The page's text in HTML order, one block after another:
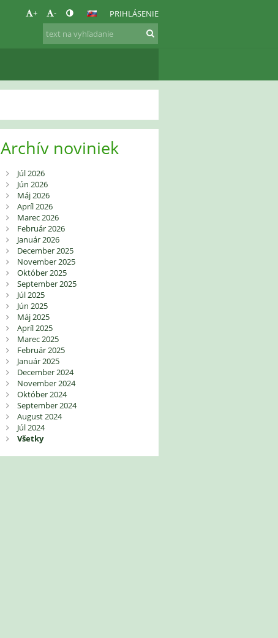
+ - PRIHLÁSENIE
Archív noviniek
Júl 2026
Jún 2026
Máj 2026
Apríl 2026
Marec 2026
Február 2026
Január 2026
December 2025
November 2025
Október 2025
September 2025
Júl 2025
Jún 2025
Máj 2025
Apríl 2025
Marec 2025
Február 2025
Január 2025
December 2024
November 2024
Október 2024
September 2024
August 2024
Júl 2024
Všetky